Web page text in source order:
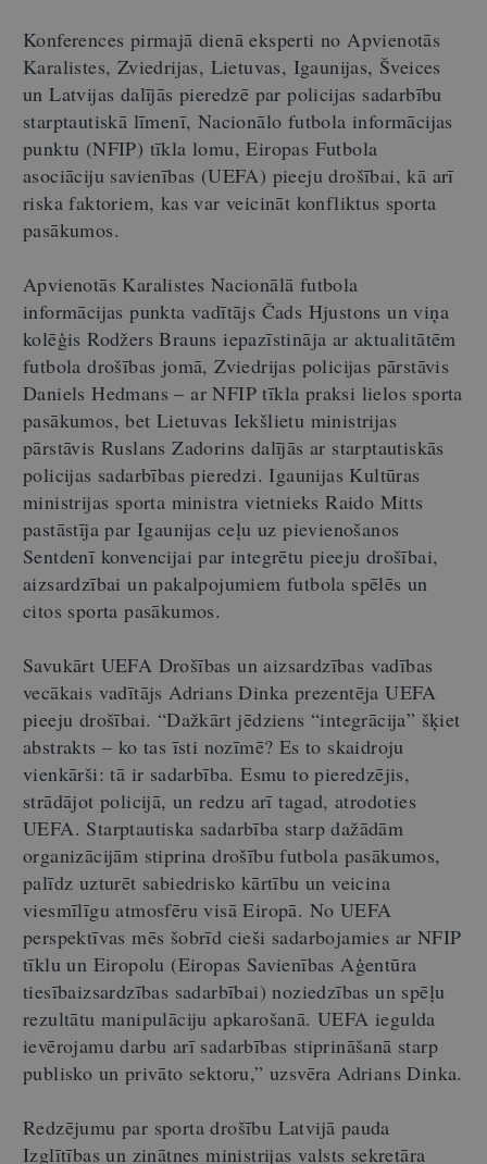
Konferences pirmajā dienā eksperti no Apvienotās
Karalistes, Zviedrijas, Lietuvas, Igaunijas, Šveices
un Latvijas dalījās pieredzē par policijas sadarbību
starptautiskā līmenī, Nacionālo futbola informācijas
punktu (NFIP) tīkla lomu, Eiropas Futbola
asociāciju savienības (UEFA) pieeju drošībai, kā arī
riska faktoriem, kas var veicināt konfliktus sporta
pasākumos.
Apvienotās Karalistes Nacionālā futbola
informācijas punkta vadītājs Čads Hjustons un viņa
kolēģis Rodžers Brauns iepazīstināja ar aktualitātēm
futbola drošības jomā, Zviedrijas policijas pārstāvis
Daniels Hedmans – ar NFIP tīkla praksi lielos sporta
pasākumos, bet Lietuvas Iekšlietu ministrijas
pārstāvis Ruslans Zadorins dalījās ar starptautiskās
policijas sadarbības pieredzi. Igaunijas Kultūras
ministrijas sporta ministra vietnieks Raido Mitts
pastāstīja par Igaunijas ceļu uz pievienošanos
Sentdenī konvencijai par integrētu pieeju drošībai,
aizsardzībai un pakalpojumiem futbola spēlēs un
citos sporta pasākumos.
Savukārt UEFA Drošības un aizsardzības vadības
vecākais vadītājs Adrians Dinka prezentēja UEFA
pieeju drošībai. “Dažkārt jēdziens “integrācija” šķiet
abstrakts – ko tas īsti nozīmē? Es to skaidroju
vienkārši: tā ir sadarbība. Esmu to pieredzējis,
strādājot policijā, un redzu arī tagad, atrodoties
UEFA. Starptautiska sadarbība starp dažādām
organizācijām stiprina drošību futbola pasākumos,
palīdz uzturēt sabiedrisko kārtību un veicina
viesmīlīgu atmosfēru visā Eiropā. No UEFA
perspektīvas mēs šobrīd cieši sadarbojamies ar NFIP
tīklu un Eiropolu (Eiropas Savienības Aģentūra
tiesībaizsardzības sadarbībai) noziedzības un spēļu
rezultātu manipulāciju apkarošanā. UEFA iegulda
ievērojamu darbu arī sadarbības stiprināšanā starp
publisko un privāto sektoru,” uzsvēra Adrians Dinka.
Redzējumu par sporta drošību Latvijā pauda
Izglītības un zinātnes ministrijas valsts sekretāra